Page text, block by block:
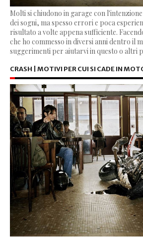
Molti si chiudono in garage con
dei sogni, ma spesso errori e poca
risultato a volte appena sufficiente.
che ho commesso in diversi anni dentro il
suggerimenti per aiutarvi in questo o altri
CRASH | MOTIVI PER CUI SI CADE IN